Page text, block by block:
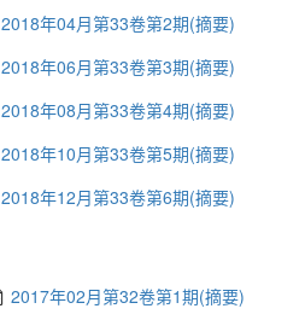
2018年04月第33卷第2期(摘要)
2018年06月第33卷第3期(摘要)
2018年08月第33卷第4期(摘要)
2018年10月第33卷第5期(摘要)
2018年12月第33卷第6期(摘要)
2017年02月第32卷第1期(摘要)